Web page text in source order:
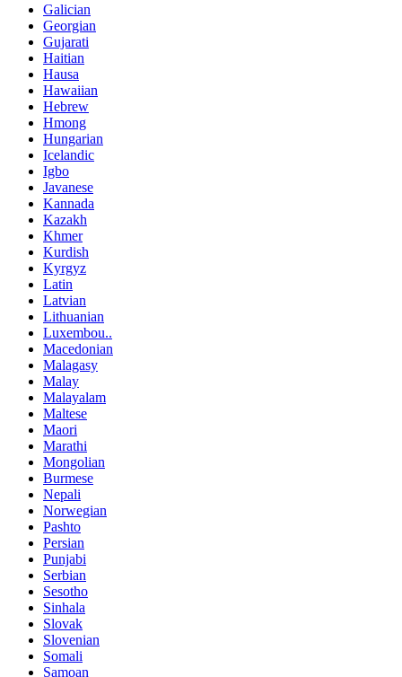
Galician
Georgian
Gujarati
Haitian
Hausa
Hawaiian
Hebrew
Hmong
Hungarian
Icelandic
Igbo
Javanese
Kannada
Kazakh
Khmer
Kurdish
Kyrgyz
Latin
Latvian
Lithuanian
Luxembou..
Macedonian
Malagasy
Malay
Malayalam
Maltese
Maori
Marathi
Mongolian
Burmese
Nepali
Norwegian
Pashto
Persian
Punjabi
Serbian
Sesotho
Sinhala
Slovak
Slovenian
Somali
Samoan